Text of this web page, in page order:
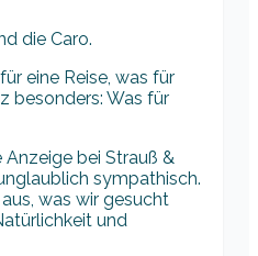
die Caro.
eine Reise, was für
besonders: Was für
bei Strauß &
sympathisch.
was wir gesucht
und